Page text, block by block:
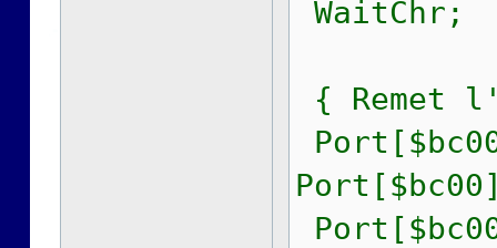
WaitChr;
{ Remet